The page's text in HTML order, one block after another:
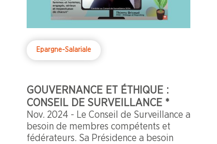
Epargne-Salariale
GOUVERNANCE ET ÉTHIQUE :
CONSEIL DE SURVEILLANCE *
Nov. 2024 - Le Conseil de Surveillance a
besoin de membres compétents et
fédérateurs. Sa Présidence a besoin